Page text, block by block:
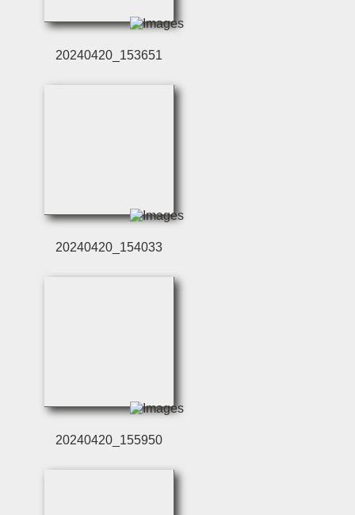
20240420_153651
20240420_154033
20240420_155950